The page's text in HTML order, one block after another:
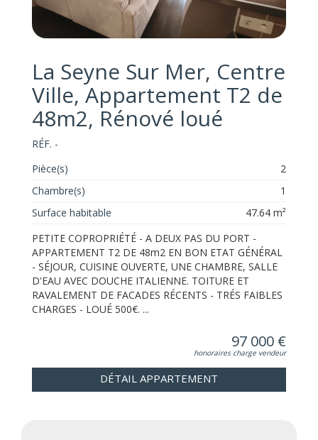
La Seyne Sur Mer, Centre
Ville, Appartement T2 de
48m2, Rénové loué
RÉF. -
Pièce(s)
2
Chambre(s)
1
Surface habitable
47.64 m²
PETITE COPROPRIÉTÉ - A DEUX PAS DU PORT -
APPARTEMENT T2 DE 48m2 EN BON ETAT GÉNÉRAL
- SÉJOUR, CUISINE OUVERTE, UNE CHAMBRE, SALLE
D'EAU AVEC DOUCHE ITALIENNE. TOITURE ET
RAVALEMENT DE FACADES RÉCENTS - TRÉS FAIBLES
CHARGES - LOUÉ 500€. ...
97 000 €
honoraires charge vendeur
DÉTAIL APPARTEMENT